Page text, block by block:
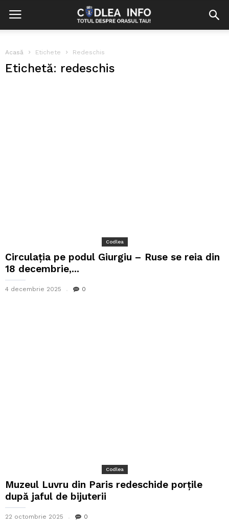
Acasă Etichete Redeschis
Etichetă: redeschis
Codlea
Circulaţia pe podul Giurgiu – Ruse se reia din
18 decembrie,...
4 decembrie 2025 0
Codlea
Muzeul Luvru din Paris redeschide porțile
după jaful de bijuterii
22 octombrie 2025 0